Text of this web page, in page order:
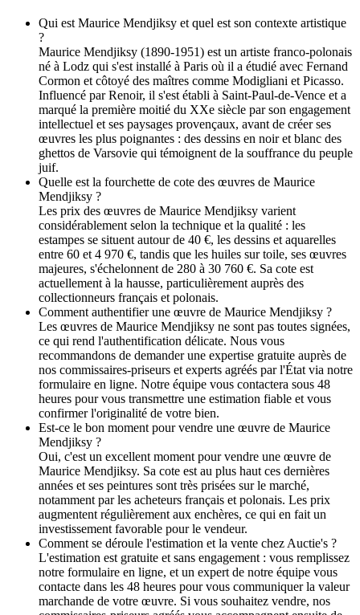
Qui est Maurice Mendjiksy et quel est son contexte artistique
?
Maurice Mendjiksy (1890-1951) est un artiste franco-polonais
né à Lodz qui s'est installé à Paris où il a étudié avec Fernand
Cormon et côtoyé des maîtres comme Modigliani et Picasso.
Influencé par Renoir, il s'est établi à Saint-Paul-de-Vence et a
marqué la première moitié du XXe siècle par son engagement
intellectuel et ses paysages provençaux, avant de créer ses
œuvres les plus poignantes : des dessins en noir et blanc des
ghettos de Varsovie qui témoignent de la souffrance du peuple
juif.
Quelle est la fourchette de cote des œuvres de Maurice
Mendjiksy ?
Les prix des œuvres de Maurice Mendjiksy varient
considérablement selon la technique et la qualité : les
estampes se situent autour de 40 €, les dessins et aquarelles
entre 60 et 4 970 €, tandis que les huiles sur toile, ses œuvres
majeures, s'échelonnent de 280 à 30 760 €. Sa cote est
actuellement à la hausse, particulièrement auprès des
collectionneurs français et polonais.
Comment authentifier une œuvre de Maurice Mendjiksy ?
Les œuvres de Maurice Mendjiksy ne sont pas toutes signées,
ce qui rend l'authentification délicate. Nous vous
recommandons de demander une expertise gratuite auprès de
nos commissaires-priseurs et experts agréés par l'État via notre
formulaire en ligne. Notre équipe vous contactera sous 48
heures pour vous transmettre une estimation fiable et vous
confirmer l'originalité de votre bien.
Est-ce le bon moment pour vendre une œuvre de Maurice
Mendjiksy ?
Oui, c'est un excellent moment pour vendre une œuvre de
Maurice Mendjiksy. Sa cote est au plus haut ces dernières
années et ses peintures sont très prisées sur le marché,
notamment par les acheteurs français et polonais. Les prix
augmentent régulièrement aux enchères, ce qui en fait un
investissement favorable pour le vendeur.
Comment se déroule l'estimation et la vente chez Auctie's ?
L'estimation est gratuite et sans engagement : vous remplissez
notre formulaire en ligne, et un expert de notre équipe vous
contacte dans les 48 heures pour vous communiquer la valeur
marchande de votre œuvre. Si vous souhaitez vendre, nos